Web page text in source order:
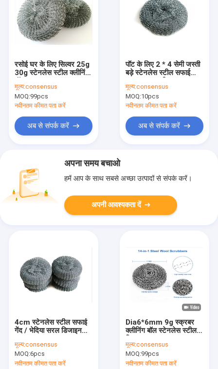
रसोई घर के लिए सिल्वर 25g
30g स्टेनलेस स्टील क्लीनिंग
मूल्य:consensus
MOQ:99pcs
नवीनतम कीमत पता करें
अब से संपर्क करें
पॉट के लिए 2 * 4 सेमी जस्ती
बड़े स्टेनलेस स्टील सफाई
मूल्य:consensus
MOQ:10pcs
नवीनतम कीमत पता करें
अब से संपर्क करें
अपना समय बचाओ
हमें आप के साथ सबसे अच्छा उत्पादों से संपर्क करें।
अपनी आवश्यकता दें
4cm स्टेनलेस स्टील सफाई
गेंद / भेदिया सरल डिजाइन
मूल्य:consensus
MOQ:6pcs
नवीनतम कीमत पता करें
Dia6*6mm 9g स्क्रबर
क्लीनिंग बॉल स्टेनलेस स्टील
मूल्य:consensus
MOQ:99pcs
नवीनतम कीमत पता करें